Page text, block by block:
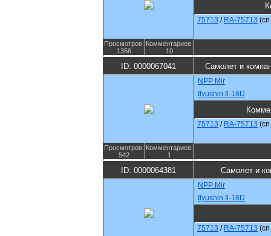
75713 / RA-75713 (cn
Просмотров:
1356
Комментариев:
10
ID: 0000067041 Самолет и
NPP Mir
Ilyushin Il-18D
75713 / RA-75713 (cn
Просмотров:
542
Комментариев:
1
ID: 0000064381 Самолет и
NPP Mir
Ilyushin Il-18D
75713 / RA-75713 (cn